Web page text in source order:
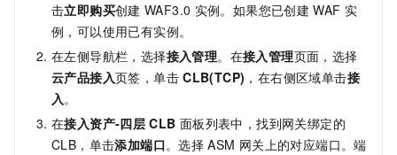
击立即购买创建 WAF3.0 实例。如果您已创建 WAF 实
例，可以使用已有实例。
在左侧导航栏，选择接入管理。在接入管理页面，选择
云产品接入页签，单击 CLB(TCP) ，在右侧区域单击接
入。
在接入资产-四层 CLB 面板列表中，找到网关绑定的
CLB，单击添加端口。选择 ASM 网关上的对应端口。端